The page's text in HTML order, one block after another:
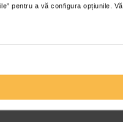
pentru a vă configura opțiunile. Vă